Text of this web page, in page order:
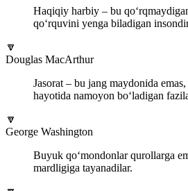
Haqiqiy harbiy – bu
qo‘rquvini yenga biladigan
🔽
Douglas MacArthur
Jasorat – bu jang maydonida
hayotida namoyon bo‘ladigan
🔽
George Washington
Buyuk qo‘mondonlar qurollarga
mardligiga tayanadilar.